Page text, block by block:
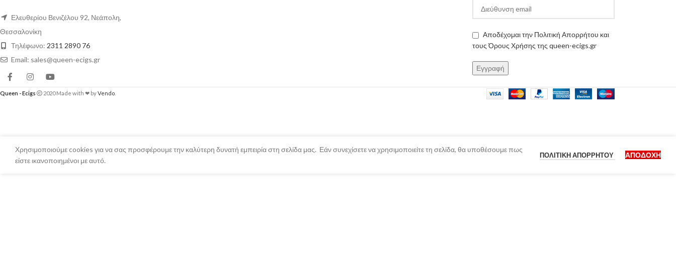
Ελευθερίου Βενιζέλου 92, Νεάπολη,
Θεσσαλονίκη
Τηλέφωνο: 2311 2890 76
Email: sales@queen-ecigs.gr
Αποδέχομαι την Πολιτική Απορρήτου και
τους Όρους Χρήσης της queen-ecigs.gr
Queen - Ecigs 2020 Made with ❤ byVendo
Χρησιμοποιούμε cookies για να σας προσφέρουμε την καλύτερη δυνατή εμπειρία στη σελίδα μας. Εάν συνεχίσετε να χρησιμοποιείτε τη σελίδα, θα υποθέσουμε πως
είστε ικανοποιημένοι με αυτό.
ΠΟΛΙΤΙΚΉ ΑΠΟΡΡΉΤΟΥ ΑΠΟΔΟΧΉ